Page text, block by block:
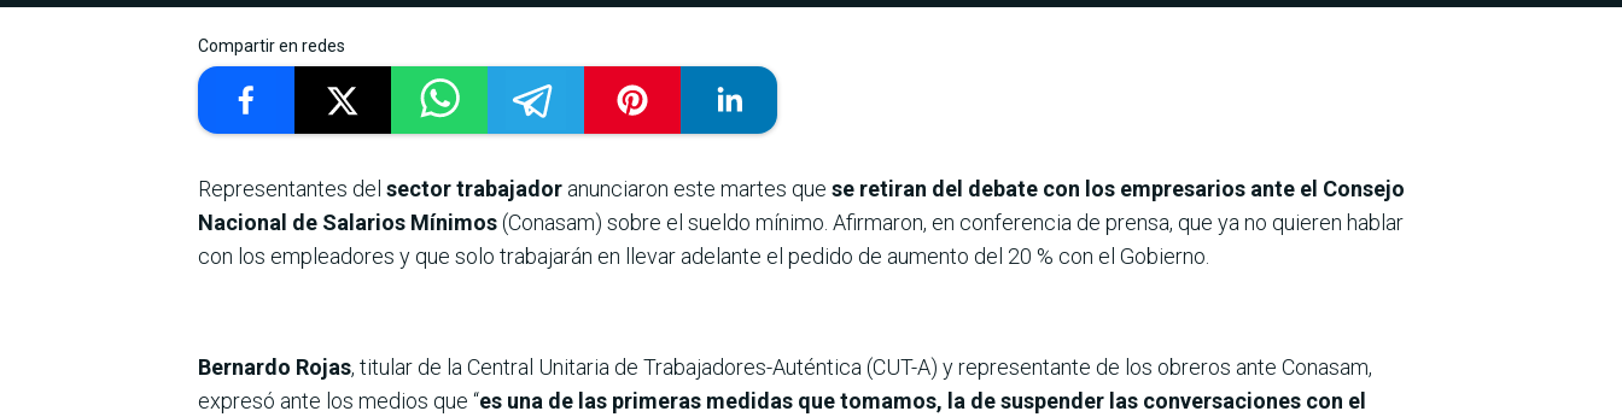
Compartir en redes
Representantes del sector trabajador anunciaron este martes que se retiran del debate con los empresarios ante el Consejo
Nacional de Salarios Mínimos(Conasam) sobre el sueldo mínimo. Afirmaron, en conferencia de prensa, que ya no quieren hablar
con los empleadores y que solo trabajarán en llevar adelante el pedido de aumento del 20 % con el Gobierno.
Bernardo Rojas, titular de la Central Unitaria de Trabajadores-Auténtica (CUT-A) y representante de los obreros ante Conasam,
expresó ante los medios que “es una de las primeras medidas que tomamos, la de suspender las conversaciones con el